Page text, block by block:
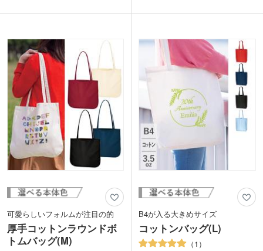
110mmの底マチ付きで厚めのカタログ
素材で、使わない時はコンパクトに畳ん
でおけますよ。環境にやさしいエコバッ
グは、展示会や説明会の資料入れに大人
気です!
動画提供:ノベルティ・販促エコバッグ
チャンネル
も飽きのこないコットンの自然の風合い
り、習い事やお買いものにも大活躍。
お名入れ範囲が広いので、店舗や企業の
PR効果も抜群です。
動画提供 : ノベルティ・販促エコバッグ
可愛らしいフォルムが注目の的
厚手コットンラウンドボ
トムバッグ(M)
B4が入る大きめサイズ
コットンバッグ(L)
1